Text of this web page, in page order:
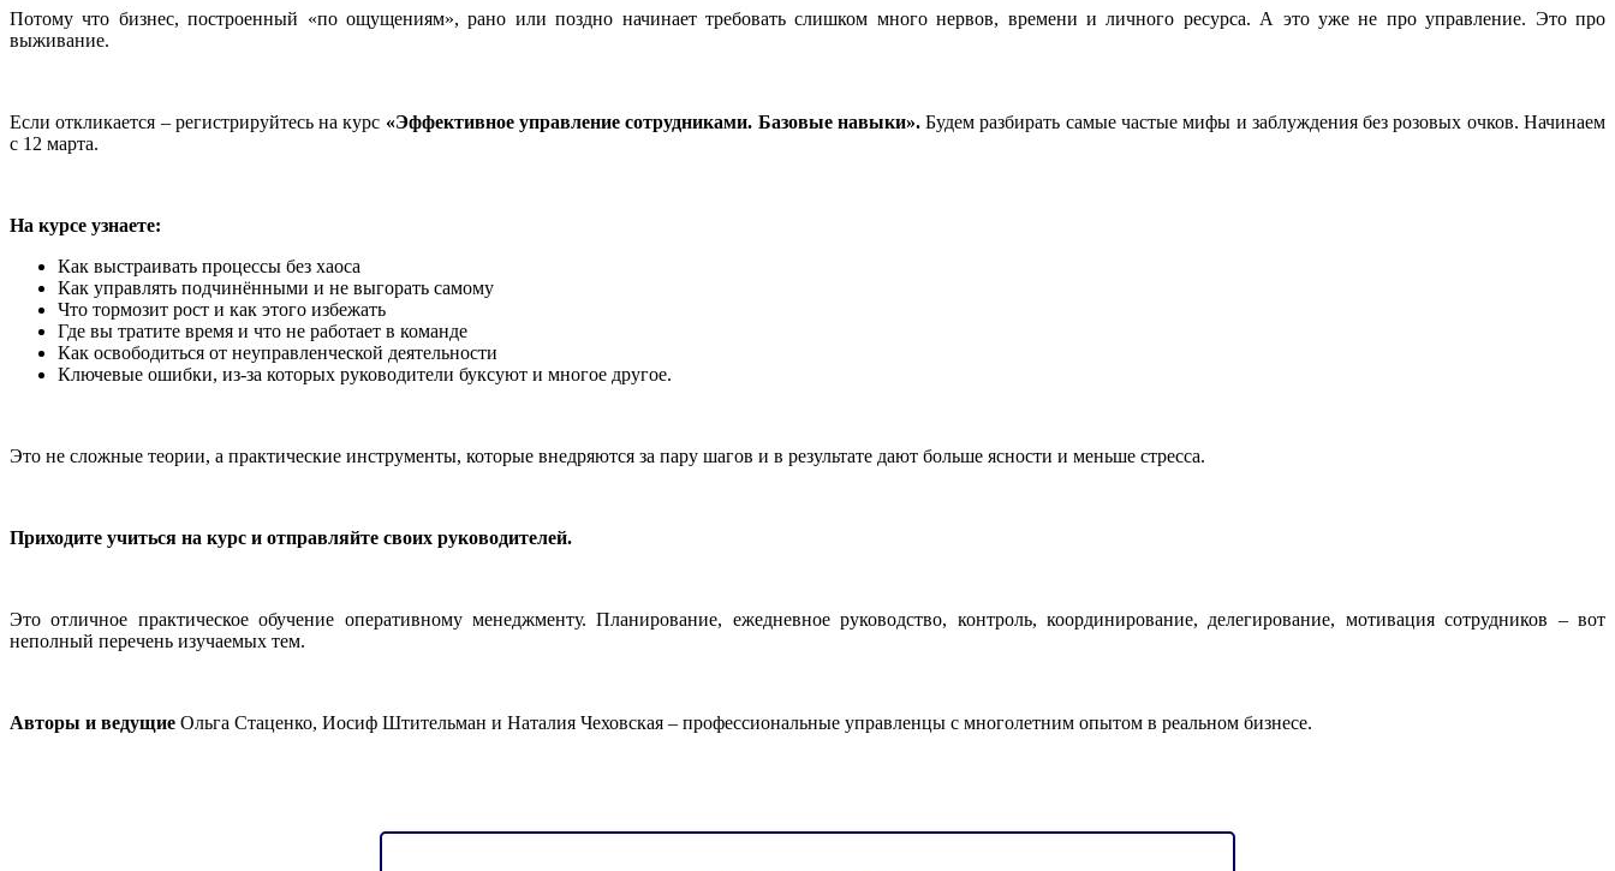
Потому что бизнес, построенный «по ощущениям», рано или поздно начинает требовать слишком много нервов, времени и личного ресурса. А это уже не про управление. Это про
выживание.
Если откликается – регистрируйтесь на курс «Эффективное управление сотрудниками. Базовые навыки». Будем разбирать самые частые мифы и заблуждения без розовых очков. Начинаем
с 12 марта.
На курсе узнаете:
Как выстраивать процессы без хаоса
Как управлять подчинёнными и не выгорать самому
Что тормозит рост и как этого избежать
Где вы тратите время и что не работает в команде
Как освободиться от неуправленческой деятельности
Ключевые ошибки, из-за которых руководители буксуют и многое другое.
Это не сложные теории, а практические инструменты, которые внедряются за пару шагов и в результате дают больше ясности и меньше стресса.
Приходите учиться на курс и отправляйте своих руководителей.
Это отличное практическое обучение оперативному менеджменту. Планирование, ежедневное руководство, контроль, координирование, делегирование, мотивация сотрудников – вот
неполный перечень изучаемых тем.
Авторы и ведущие Ольга Стаценко, Иосиф Штительман и Наталия Чеховская – профессиональные управленцы с многолетним опытом в реальном бизнесе.